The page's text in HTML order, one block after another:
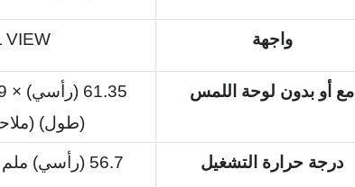
VIEW واجهة
(طول) (ملاحظة
مع أو بدون لوحة اللمس
25.8 (ارتفاع) × 56.7 (رأسي) ملم درجة حرارة التشغيل